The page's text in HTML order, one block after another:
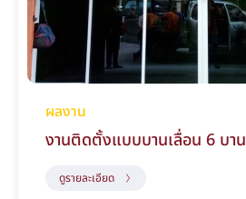
ผลงาน
งานติดตั้งแบบบานเลื่อน 6 บาน
ดูรายละเอียด